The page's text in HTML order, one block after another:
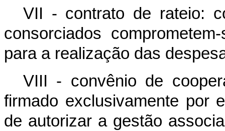
VII - contrato de rateio:
consorciados
para a realização das
VIII - convênio de
firmado exclusivamente por
de autorizar a gestão